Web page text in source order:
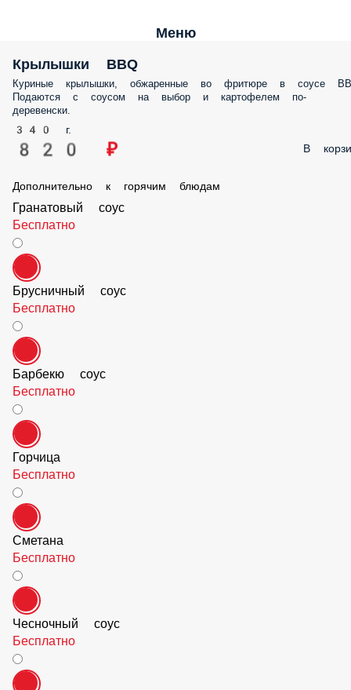
Меню
Крылышки BBQ
Куриные крылышки, обжаренные во фритюре в соусе BBQ.
соусом на выбор и картофелем по-деревенски.
340 г.
820 ₽
Гранатовый соус
Бесплатно
Брусничный соус
Бесплатно
Горчица
Бесплатно
Сметана
Бесплатно